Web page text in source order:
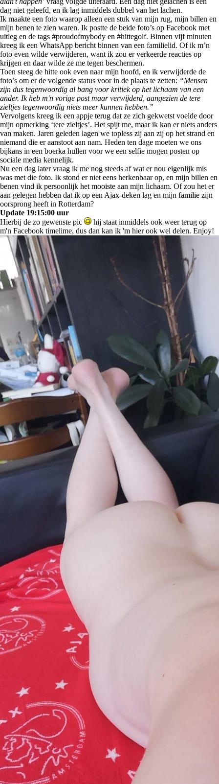
dag niet geleefd, en ik lag inmiddels dubbel van het lachen.
Ik maakte een foto waarop alleen een stuk van mijn rug, mijn billen en
mijn benen te zien waren. Ik postte de beide foto’s op Facebook met
uitleg en de tags #proudofmybody en #hittegolf. Binnen vijf minuten
kreeg ik een WhatsApp bericht binnen van een familielid. Of ik m’n
foto even wilde verwijderen, want ik zou er verkeerde reacties op
krijgen en daar wilde ze me tegen beschermen.
Toen steeg de hitte ook even naar mijn hoofd, en ik verwijderde de
foto’s om er de volgende status voor in de plaats te zetten: “Mensen
zijn dus tegenwoordig al bang voor kritiek op het lichaam van een
ander. Ik heb m'n vorige post maar verwijderd, aangezien de tere
zieltjes tegenwoordig niets meer kunnen hebben.”
Vervolgens kreeg ik een appje terug dat ze zich gekwetst voelde door
mijn opmerking ‘tere zieltjes’. Het spijt me, maar ik kan er niets anders
van maken. Jaren geleden lagen we topless zij aan zij op het strand en
niemand die er aanstoot aan nam. Heden ten dage moeten we ons
bijkans in een boerka hullen voor we een selfie mogen posten op
sociale media kennelijk.
Nu een dag later vraag ik me nog steeds af wat er nou eigenlijk mis
was met die foto. Ik stond er niet eens herkenbaar op, en mijn billen en
benen vind ik persoonlijk het mooiste aan mijn lichaam. Of zou het er
aan gelegen hebben dat ik op een Ajax-deken lag en mijn familie zijn
oorsprong heeft in Rotterdam?
Update 19:15:00 uur
Hierbij de zo gewenste pic
hij staat inmiddels ook weer terug op
m'n Facebook timelime, dus dan kan ik 'm hier ook wel delen. Enjoy!